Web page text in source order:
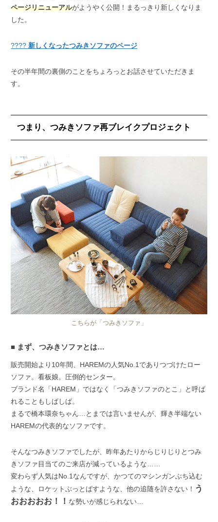
ページリニューアルがようやく公開！まるっきり新しくなりま
した。
????新しくなったつみきソファのページ
その半年間の裏側のことをちょろっとお話させていただきま
す。
つまり、つみきソファ再ブレイクプロジェクト
こちらが「つみきソファ」
まず、つみきソファとは…
販売開始より10年間、HAREMの人気No.1でありつづけたロー
ソファ。看板娘。圧倒的センター。
ブランド名「HAREM」ではなく「つみきソファのとこ」と呼ば
れることもしばしば。
まるで橋本環奈ちゃん…とまでは言いませんが、輝き半端ない
HAREMの代表的なソファです。
そんなつみきソファでしたが、昨年あたりからじりじりとつみ
きソファ目当てのご来店が減っているような……
変わらず人気はNo.1なんですが、かつてのマシンガンぶち込む
ような、ロケットぶっとばすような、他の追随を許さない！ う
おおおおお！！ な勢いが感じられない…